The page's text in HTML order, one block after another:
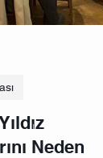
Neden
and secured by